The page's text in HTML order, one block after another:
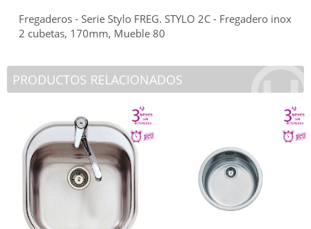
Fregaderos - Serie Stylo FREG. STYLO 2C - Fregadero inox
2 cubetas, 170mm, Mueble 80
PRODUCTOS RELACIONADOS